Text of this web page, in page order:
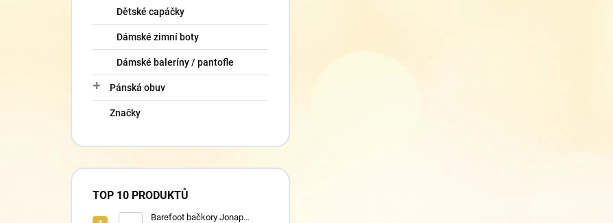
Dětské capáčky
Dámské zimní boty
Dámské baleríny / pantofle
Pánská obuv
Značky
TOP 10 PRODUKTŮ
Barefoot bačkory Jonap